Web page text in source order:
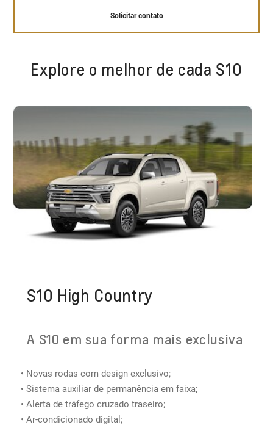
Solicitar contato
Explore o melhor de cada S10
S10 High Country
A S10 em sua forma mais exclusiva
• Novas rodas com design exclusivo;
• Sistema auxiliar de permanência em faixa;
• Alerta de tráfego cruzado traseiro;
• Ar-condicionado digital​;